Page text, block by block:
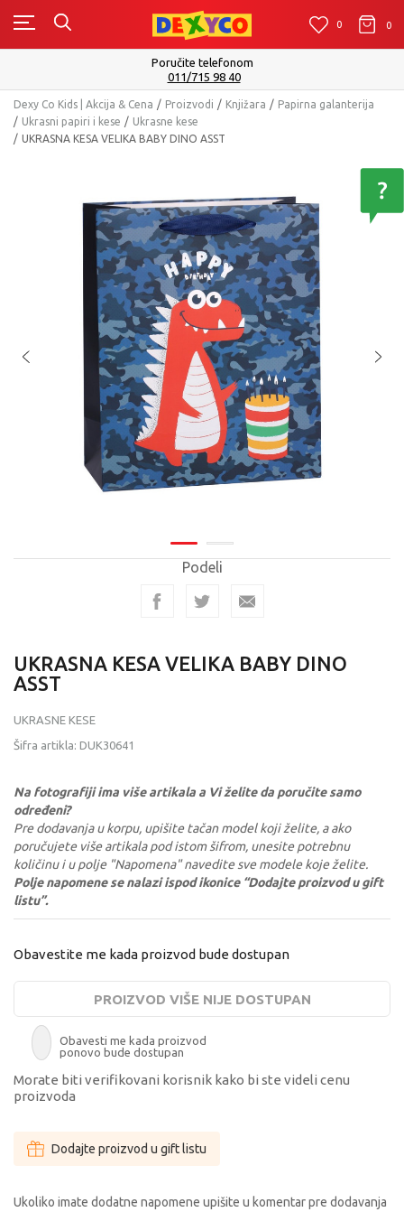
0 0 0
Poručite telefonom
011/715 98 40
Dexy Co Kids | Akcija & Cena Proizvodi Knjižara
Papirna galanterija
Ukrasni papiri i kese
Ukrasne kese
UKRASNA KESA VELIKA BABY DINO ASST
Podeli
UKRASNA KESA VELIKA BABY DINO
ASST
UKRASNE KESE
Šifra artikla: DUK30641
Na fotografiji ima više artikala a Vi želite da poručite samo
određeni?
Pre dodavanja u korpu, upišite tačan model koji želite, a ako
poručujete više artikala pod istom šifrom, unesite potrebnu
količinu i u polje "Napomena" navedite sve modele koje želite.
Polje napomene se nalazi ispod ikonice “Dodajte proizvod u gift
listu”.
Obavestite me kada proizvod bude dostupan
PROIZVOD VIŠE NIJE DOSTUPAN
Obavesti me kada proizvod
ponovo bude dostupan
Morate biti verifikovani korisnik kako bi ste videli cenu
proizvoda
Dodajte proizvod u gift listu
Ukoliko imate dodatne napomene upišite u komentar pre dodavanja